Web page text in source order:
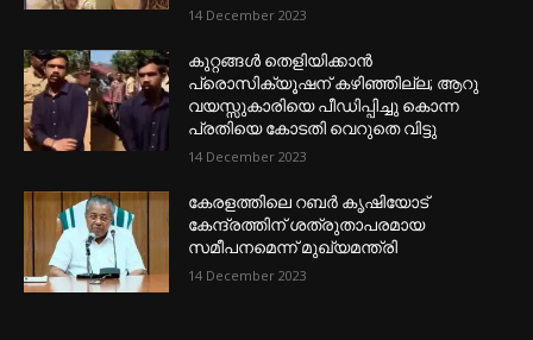
14 December 2023
കുറ്റങ്ങൾ തെളിയിക്കാൻ
പ്രൊസിക്യൂഷന് കഴിഞ്ഞില്ല; ആറു
വയസ്സുകാരിയെ പീഡിപ്പിച്ചു കൊന്ന
പ്രതിയെ കോടതി വെറുതെ വിട്ടു
14 December 2023
കേരളത്തിലെ റബർ കൃഷിയോട്
കേന്ദ്രത്തിന് ശത്രുതാപരമായ
സമീപനമെന്ന് മുഖ്യമന്ത്രി
14 December 2023